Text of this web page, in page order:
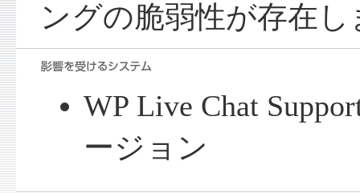
ングの脆弱性が存在し
WP Live Chat
ージョン